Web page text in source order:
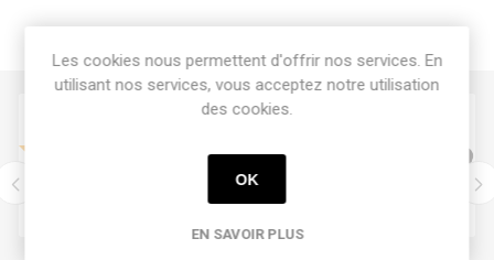
Les cookies nous permettent d'offrir nos services. En
utilisant nos services, vous acceptez notre utilisation
des cookies.
OK
EN SAVOIR PLUS